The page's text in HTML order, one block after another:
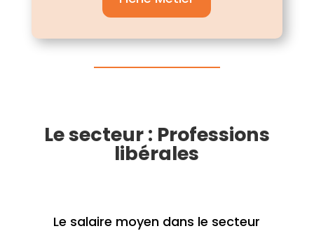
Le secteur : Professions
libérales
Le salaire moyen dans le secteur